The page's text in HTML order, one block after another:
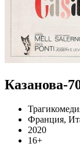
Казанова-
Франция,
2020
16+